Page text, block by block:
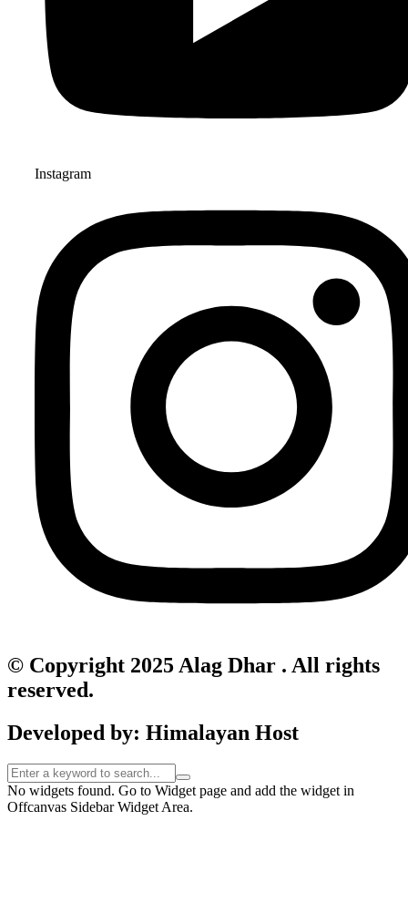
Instagram
© Copyright 2025 Alag Dhar . All rights
reserved.
Developed by: Himalayan Host
No widgets found. Go to Widget page and add the widget in
Offcanvas Sidebar Widget Area.